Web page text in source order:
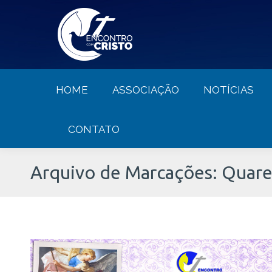
HOME ASSOCIAÇÃO NOTÍCIAS
CONTATO
Arquivo de Marcações:
HOME